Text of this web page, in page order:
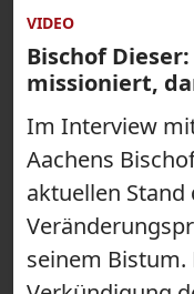
VIDEO
Bischof
missioniert,
Im Interview
Aachens
aktuellen Stand
seinem